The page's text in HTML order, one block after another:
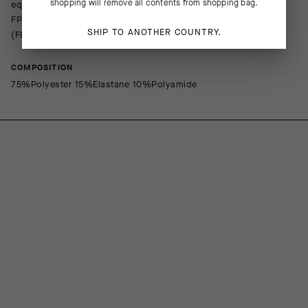
equipamiento de carrera. Aunque las mangas largas ofrecen
FPU 50, el cuerpo del modelo incluye tejidos tan ligeros
(FPU 15), que recomendamos llevar un protector solar debajo.
COMPOSITION
75%Polyester 15%Elastane 10%Polyamide
shopping will remove all contents from shopping bag.
SHIP TO ANOTHER COUNTRY.